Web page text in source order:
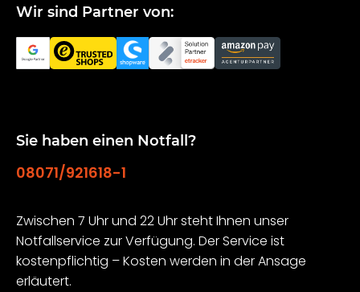
Wir sind Partner von:
Sie haben einen Notfall?
08071/921618-1
Zwischen 7 Uhr und 22 Uhr steht Ihnen unser
Notfallservice zur Verfügung. Der Service ist
kostenpflichtig – Kosten werden in der Ansage
erläutert.